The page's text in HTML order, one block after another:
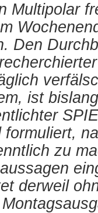
Multipolar
Den
ist
formuliert,
zu
derweil